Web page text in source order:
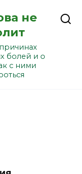
не
болей и о
с ними